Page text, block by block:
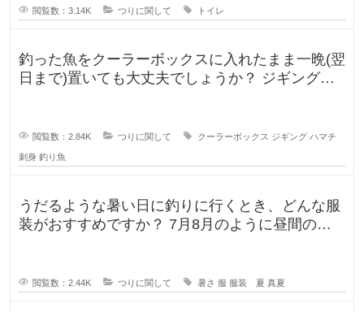
閲覧数：3.14K つりに関して トイレ
釣った魚をクーラーボックスに入れたまま一晩(翌
日まで)置いても大丈夫でしょうか？ ジギングに
閲覧数：2.84K つりに関して クーラーボックス ジギング ハマチ
刺身 釣り魚
うだるような暑い日に釣りに行くとき、どんな服
装がおすすめですか？ 7月8月のように昼間の気
閲覧数：2.44K つりに関して 暑さ 服 服装 夏 真夏